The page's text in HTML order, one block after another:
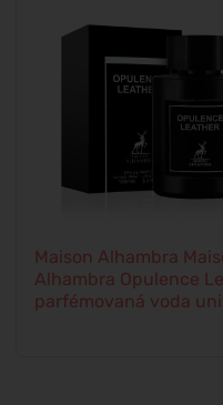
Maison Alhambra
Alhambra Opulence
parfémovaná voda